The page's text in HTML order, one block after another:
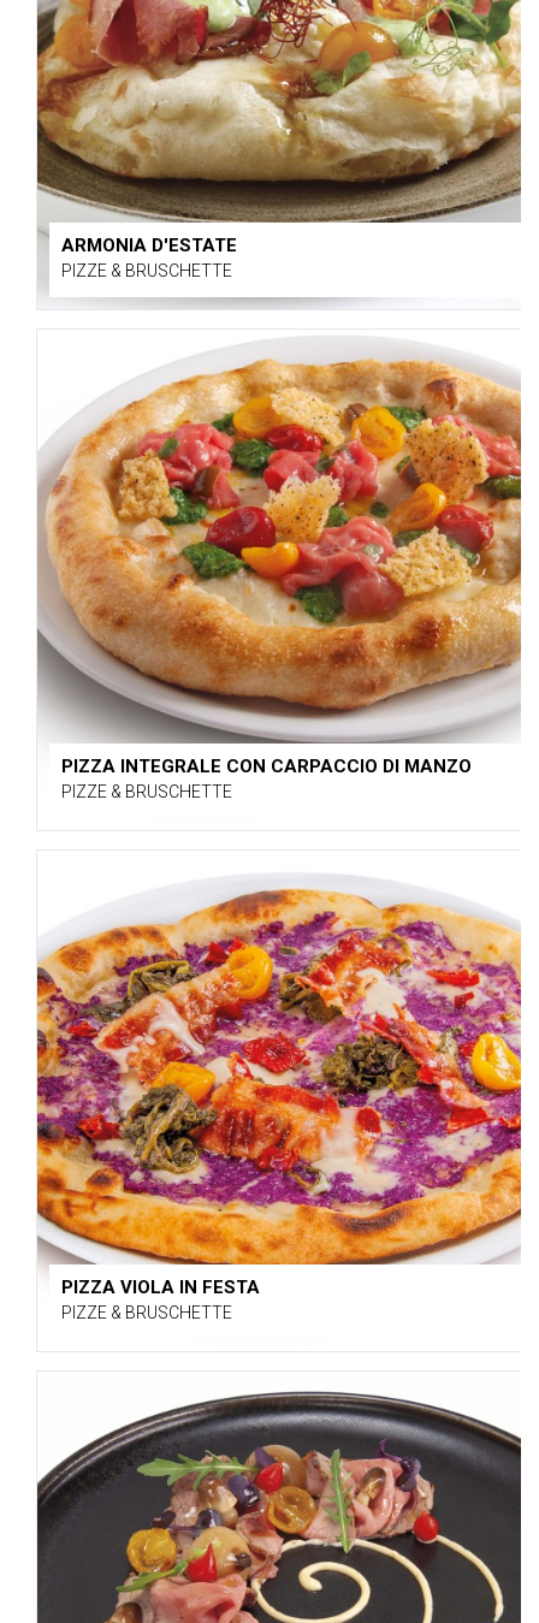
ARMONIA D'ESTATE
PIZZE & BRUSCHETTE
PIZZA INTEGRALE CON CARPACCIO DI MANZO
PIZZE & BRUSCHETTE
PIZZA VIOLA IN FESTA
PIZZE & BRUSCHETTE